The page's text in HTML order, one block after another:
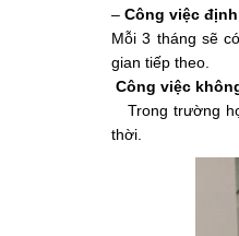
– Công việc
Mỗi 3 tháng sẽ
gian tiếp theo.
Công việc
Trong trường
thời.